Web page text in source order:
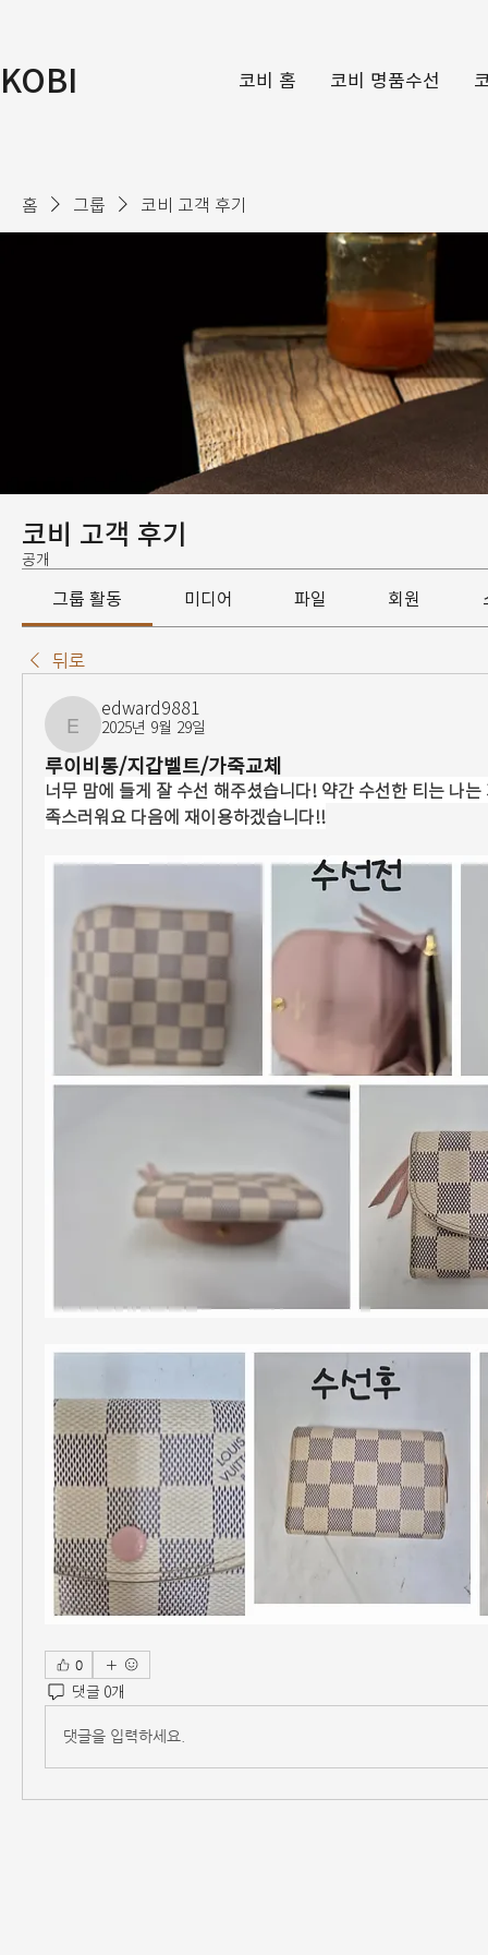
KOBI 코비 홈 코비 명품수선
홈 그룹 코비 고객 후기
코비 고객 후기
공개
그룹 활동 미디어 파일 회원
뒤로
edward9881
edward9881
2025년 9월 29일
루이비통/지갑벨트/가죽교체
너무 맘에 들게 잘 수선 해주셨습니다! 약간 수선한 티는 나
족스러워요 다음에 재이용하겠습니다!!
0
댓글 0개
댓글을 입력하세요.